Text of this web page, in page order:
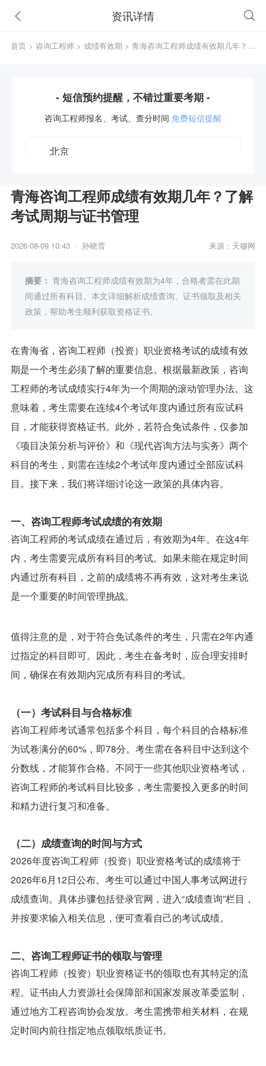
资讯详情
首页 > 咨询工程师 > 成绩有效期
- 短信预约提醒，不错过重要考期 -
咨询工程师报名、考试、查分时间 免费短信提醒
青海咨询工程师成绩有效期几年？了解
考试周期与证书管理
2026-08-09 10:43 · 孙晓雪 来源：天穆网
摘要： 青海咨询工程师成绩有效期为4年，合格者需在此期
间通过所有科目。本文详细解析成绩查询、证书领取及相关
政策，帮助考生顺利获取资格证书。
在青海省，咨询工程师（投资）职业资格考试的成绩有效
期是一个考生必须了解的重要信息。根据最新政策，咨询
工程师的考试成绩实行4年为一个周期的滚动管理办法。这
意味着，考生需要在连续4个考试年度内通过所有应试科
目，才能获得资格证书。此外，若符合免试条件，仅参加
《项目决策分析与评价》和《现代咨询方法与实务》两个
科目的考生，则需在连续2个考试年度内通过全部应试科
目。接下来，我们将详细讨论这一政策的具体内容。
一、咨询工程师考试成绩的有效期
咨询工程师的考试成绩在通过后，有效期为4年。在这4年
内，考生需要完成所有科目的考试。如果未能在规定时间
内通过所有科目，之前的成绩将不再有效，这对考生来说
是一个重要的时间管理挑战。
值得注意的是，对于符合免试条件的考生，只需在2年内通
过指定的科目即可。因此，考生在备考时，应合理安排时
间，确保在有效期内完成所有科目的考试。
（一）考试科目与合格标准
咨询工程师考试通常包括多个科目，每个科目的合格标准
为试卷满分的60%，即78分。考生需在各科目中达到这个
分数线，才能算作合格。不同于一些其他职业资格考试，
咨询工程师的考试科目比较多，考生需要投入更多的时间
和精力进行复习和准备。
（二）成绩查询的时间与方式
2026年度咨询工程师（投资）职业资格考试的成绩将于
2026年6月12日公布。考生可以通过中国人事考试网进行
成绩查询。具体步骤包括登录官网，进入“成绩查询”栏目，
并按要求输入相关信息，便可查看自己的考试成绩。
二、咨询工程师证书的领取与管理
咨询工程师（投资）职业资格证书的领取也有其特定的流
程。证书由人力资源社会保障部和国家发展改革委监制，
通过地方工程咨询协会发放。考生需携带相关材料，在规
定时间内前往指定地点领取纸质证书。